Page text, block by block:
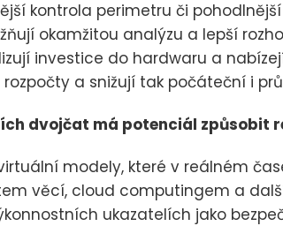
kontrola perimetru či
okamžitou analýzu a lepší
investice do hardwaru a
a snižují tak počáteční i
dvojčat má potenciál způsobit
modely, které v reálném
věcí, cloud computingem a
ukazatelích jako